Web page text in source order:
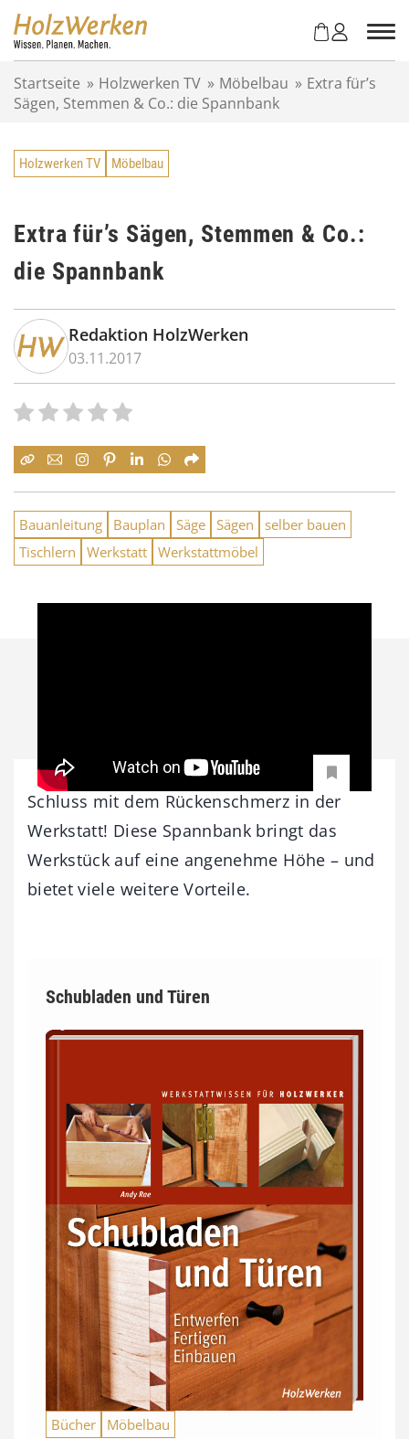
Startseite » Holzwerken TV » Möbelbau » Extra für’s
Sägen, Stemmen & Co.: die Spannbank
Holzwerken TV Möbelbau
Extra für’s Sägen, Stemmen & Co.:
die Spannbank
Redaktion HolzWerken
03.11.2017
Bauanleitung Bauplan Säge Sägen
selber bauen
Tischlern
Werkstatt Werkstattmöbel
Schluss mit dem Rückenschmerz in der
Werkstatt! Diese Spannbank bringt das
Werkstück auf eine angenehme Höhe – und
bietet viele weitere Vorteile.
Schubladen und Türen
Bücher Möbelbau